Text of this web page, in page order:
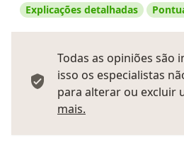
Explicações detalhadas
Todas as opiniões são
isso os especialistas
para alterar ou excluir
mais.